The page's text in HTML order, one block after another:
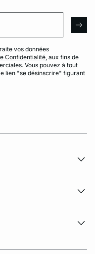
vos données
Confidentialité, aux fins de
Vous pouvez à tout
lien "se désinscrire" figurant